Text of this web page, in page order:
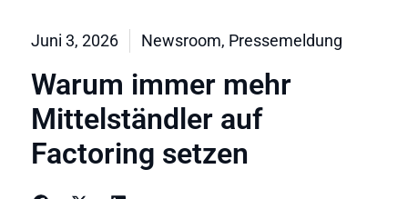
Juni 3, 2026 Newsroom, Pressemeldung
Warum immer mehr
Mittelständler auf
Factoring setzen